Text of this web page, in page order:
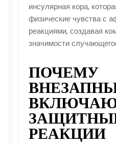
инсулярная кора,
физические чувства с
реакциями, создавая
значимости
ПОЧЕМУ
РЕАКЦИИ